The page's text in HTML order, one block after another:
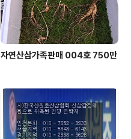
자연산삼가족판매 004호 750만